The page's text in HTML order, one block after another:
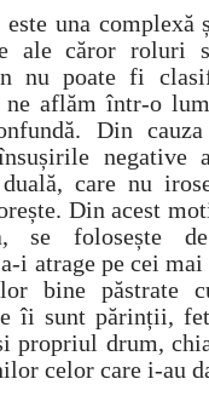
este una
ale căror roluri
nu poate fi
ne aflăm într-o
Din
negative
care nu
Din acest
se folosește
i atrage pe cei
bine păstrate
îi sunt părinții,
propriul drum,
celor care i-au